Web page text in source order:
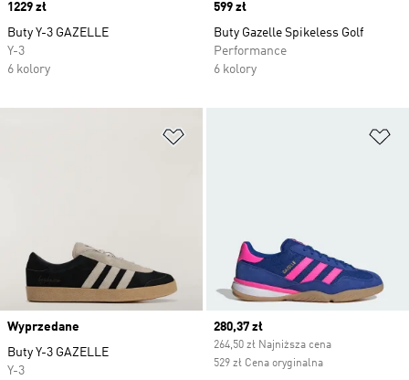
Price
1229 zł
Buty Y-3 GAZELLE
Y-3
6 kolory
Price
599 zł
Buty Gazelle Spikeless Golf
Performance
6 kolory
Wyprzedane
Buty Y-3 GAZELLE
Y-3
Current price
280,37 zł
264,50 zł Najniższa cena
529 zł Cena oryginalna